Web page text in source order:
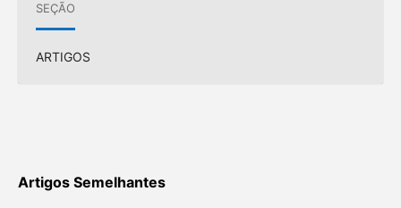
SEÇÃO
ARTIGOS
Artigos Semelhantes